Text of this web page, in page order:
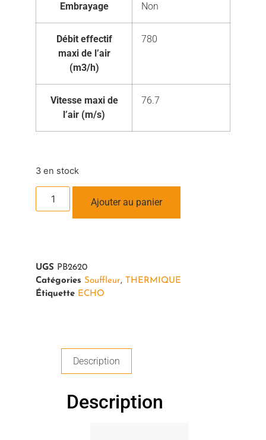
Embrayage Non
Débit effectif
maxi de l’air
(m3/h)
780
Vitesse maxi de
l’air (m/s)
76.7
3 en stock
Ajouter au panier
UGS PB2620
Catégories Souffleur,
THERMIQUE
Étiquette ECHO
Description
Description